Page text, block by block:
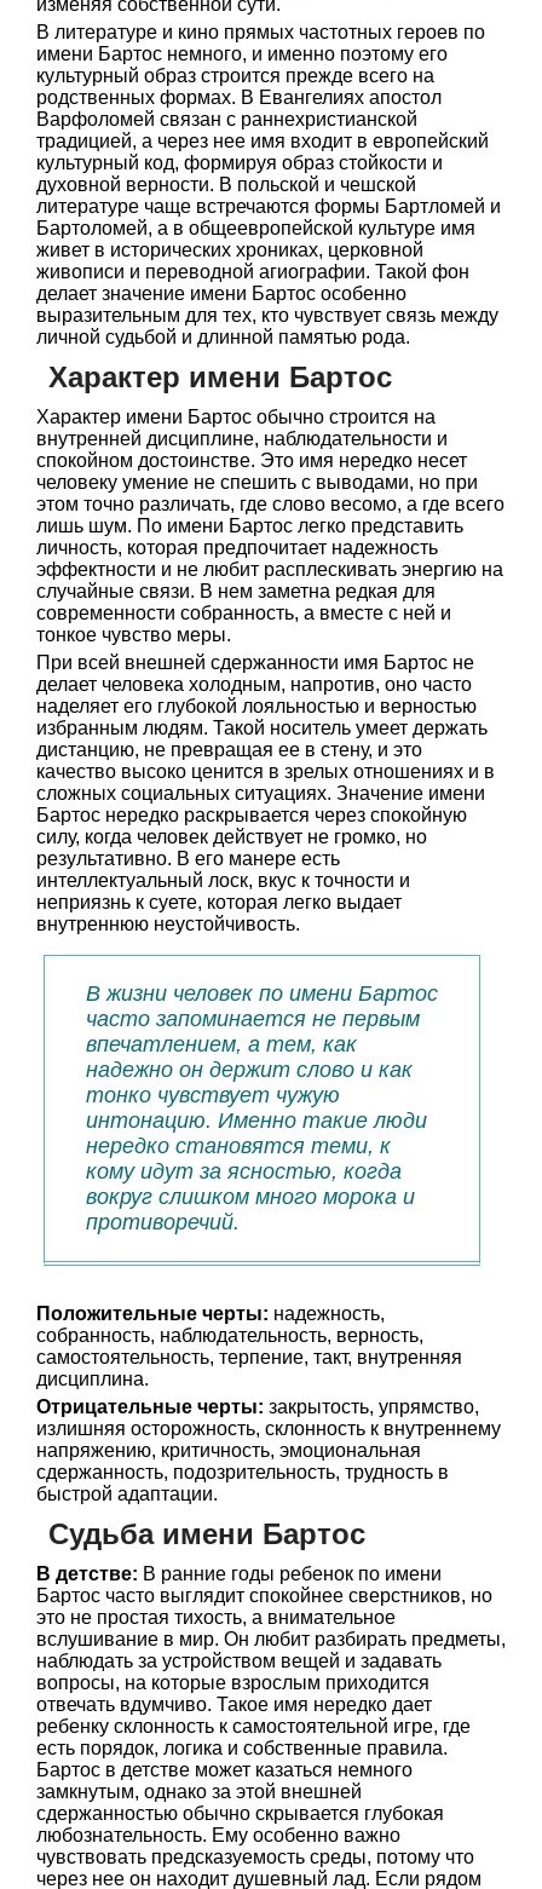
изменяя собственной сути.
В литературе и кино прямых частотных героев по
имени Бартос немного, и именно поэтому его
культурный образ строится прежде всего на
родственных формах. В Евангелиях апостол
Варфоломей связан с раннехристианской
традицией, а через нее имя входит в европейский
культурный код, формируя образ стойкости и
духовной верности. В польской и чешской
литературе чаще встречаются формы Бартломей и
Бартоломей, а в общеевропейской культуре имя
живет в исторических хрониках, церковной
живописи и переводной агиографии. Такой фон
делает значение имени Бартос особенно
выразительным для тех, кто чувствует связь между
личной судьбой и длинной памятью рода.
Характер имени Бартос
Характер имени Бартос обычно строится на
внутренней дисциплине, наблюдательности и
спокойном достоинстве. Это имя нередко несет
человеку умение не спешить с выводами, но при
этом точно различать, где слово весомо, а где всего
лишь шум. По имени Бартос легко представить
личность, которая предпочитает надежность
эффектности и не любит расплескивать энергию на
случайные связи. В нем заметна редкая для
современности собранность, а вместе с ней и
тонкое чувство меры.
При всей внешней сдержанности имя Бартос не
делает человека холодным, напротив, оно часто
наделяет его глубокой лояльностью и верностью
избранным людям. Такой носитель умеет держать
дистанцию, не превращая ее в стену, и это
качество высоко ценится в зрелых отношениях и в
сложных социальных ситуациях. Значение имени
Бартос нередко раскрывается через спокойную
силу, когда человек действует не громко, но
результативно. В его манере есть
интеллектуальный лоск, вкус к точности и
неприязнь к суете, которая легко выдает
внутреннюю неустойчивость.
В жизни человек по имени Бартос
часто запоминается не первым
впечатлением, а тем, как
надежно он держит слово и как
тонко чувствует чужую
интонацию. Именно такие люди
нередко становятся теми, к
кому идут за ясностью, когда
вокруг слишком много морока и
противоречий.
Положительные черты: надежность,
собранность, наблюдательность, верность,
самостоятельность, терпение, такт, внутренняя
дисциплина.
Отрицательные черты: закрытость, упрямство,
излишняя осторожность, склонность к внутреннему
напряжению, критичность, эмоциональная
сдержанность, подозрительность, трудность в
быстрой адаптации.
Судьба имени Бартос
В детстве: В ранние годы ребенок по имени
Бартос часто выглядит спокойнее сверстников, но
это не простая тихость, а внимательное
вслушивание в мир. Он любит разбирать предметы,
наблюдать за устройством вещей и задавать
вопросы, на которые взрослым приходится
отвечать вдумчиво. Такое имя нередко дает
ребенку склонность к самостоятельной игре, где
есть порядок, логика и собственные правила.
Бартос в детстве может казаться немного
замкнутым, однако за этой внешней
сдержанностью обычно скрывается глубокая
любознательность. Ему особенно важно
чувствовать предсказуемость среды, потому что
через нее он находит душевный лад. Если рядом